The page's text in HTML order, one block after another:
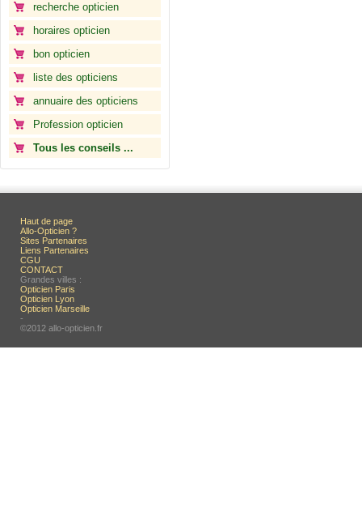
recherche opticien
horaires opticien
bon opticien
liste des opticiens
annuaire des opticiens
Profession opticien
Tous les conseils ...
Haut de page
Allo-Opticien ?
Sites Partenaires
Liens Partenaires
CGU
CONTACT
Grandes villes :
Opticien Paris
Opticien Lyon
Opticien Marseille
-
©2012 allo-opticien.fr